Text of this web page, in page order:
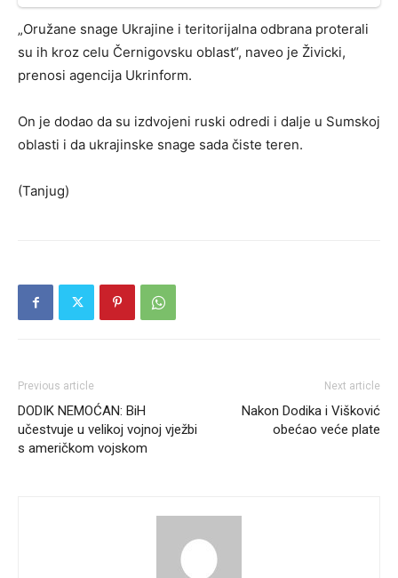
„Oružane snage Ukrajine i teritorijalna odbrana proterali
su ih kroz celu Černigovsku oblast“, naveo je Živicki,
prenosi agencija Ukrinform.
On je dodao da su izdvojeni ruski odredi i dalje u Sumskoj
oblasti i da ukrajinske snage sada čiste teren.
(Tanjug)
Previous article
DODIK NEMOĆAN: BiH
učestvuje u velikoj vojnoj vježbi
s američkom vojskom
Next article
Nakon Dodika i Višković
obećao veće plate